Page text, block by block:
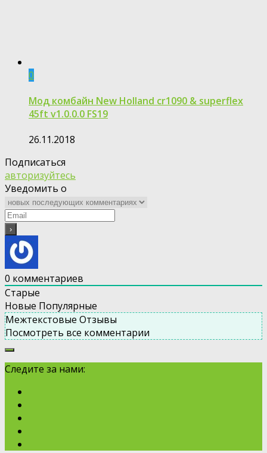
0
Мод комбайн New Holland cr1090 & superflex
45ft v1.0.0.0 FS19
26.11.2018
Подписаться
авторизуйтесь
Уведомить о
0 комментариев
Старые
Новые Популярные
Межтекстовые Отзывы
Посмотреть все комментарии
Следите за нами: